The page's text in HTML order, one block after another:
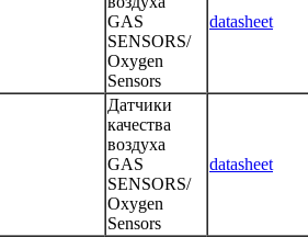
GAS
SENSORS/
Oxygen
Sensors
datasheet
Датчики
качества
воздуха
GAS
SENSORS/
Oxygen
Sensors
datasheet